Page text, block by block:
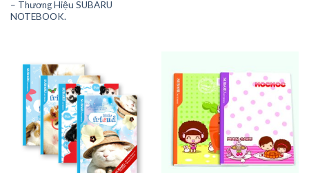
– Thương Hiệu SUBARU
NOTEBOOK.